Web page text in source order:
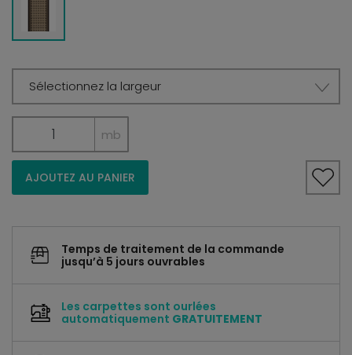
Sélectionnez la largeur
mb
AJOUTEZ AU PANIER
Temps de traitement de la commande
jusqu’à 5 jours ouvrables
Les carpettes sont ourlées
automatiquement GRATUITEMENT